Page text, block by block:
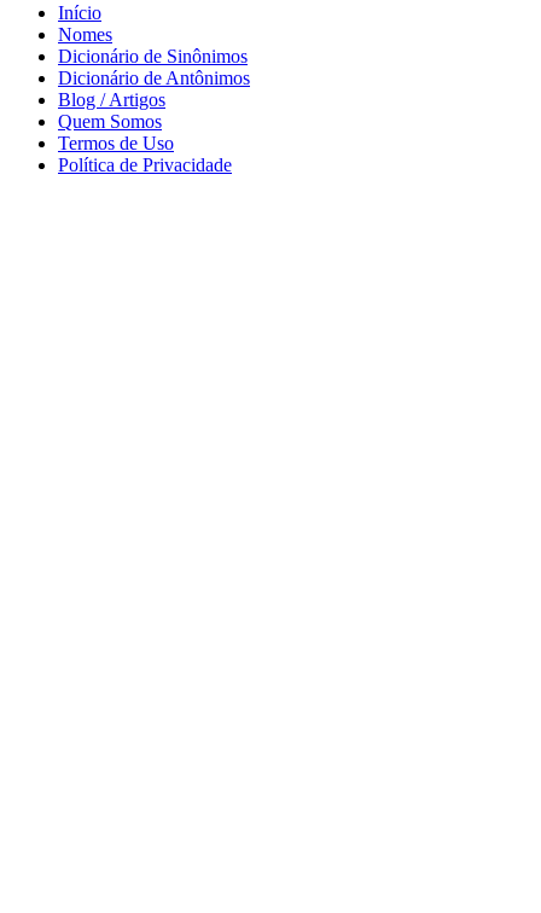
Início
Nomes
Dicionário de Sinônimos
Dicionário de Antônimos
Blog / Artigos
Quem Somos
Termos de Uso
Política de Privacidade